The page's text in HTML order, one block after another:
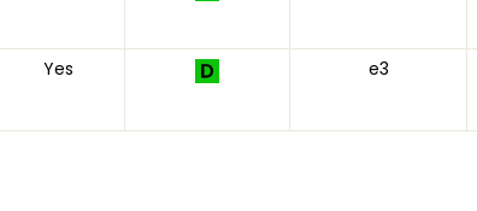
Yes e3